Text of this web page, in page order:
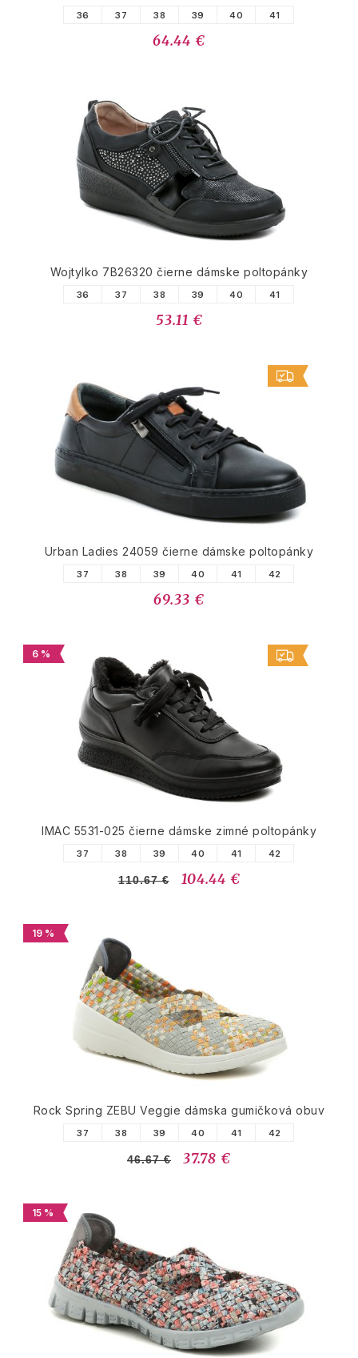
36 37 38 39 40 41
64.44 €
Wojtylko 7B26320 čierne dámske poltopánky
36 37 38 39 40 41
53.11 €
Urban Ladies 24059 čierne dámske poltopánky
37 38 39 40 41 42
69.33 €
6 %
IMAC 5531-025 čierne dámske zimné poltopánky
37 38 39 40 41 42
110.67 € 104.44 €
19 %
Rock Spring ZEBU Veggie dámska gumičková obuv
37 38 39 40 41 42
46.67 € 37.78 €
15 %